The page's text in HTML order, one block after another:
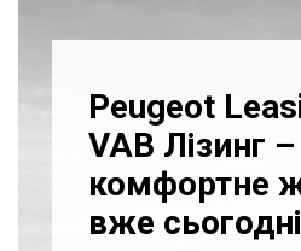
Peugeot
VAB Лізинг –
комфортне
вже сьогодні